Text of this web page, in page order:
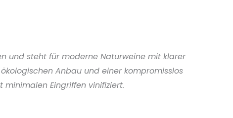
und steht für moderne Naturweine mit klarer
Anbau und einer kompromisslos
Eingriffen vinifiziert.